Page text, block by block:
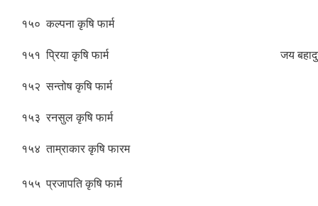
१५० कल्पना कृषि फार्म
१५१ प्रिया कृषि फार्म जय
१५२ सन्तोष कृषि फार्म
१५३ रनसुल कृषि फार्म
१५४ ताम्राकार कृषि फारम
१५५ प्रजापति कृषि फार्म